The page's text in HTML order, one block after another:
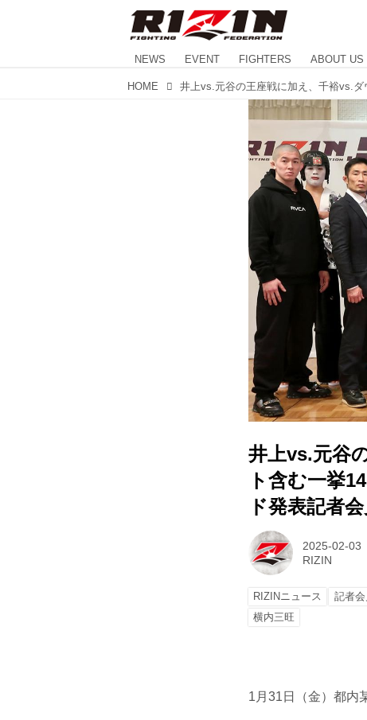
NEWS EVENT FIGHTERS ABOUT US
HOME
井上vs.元谷
ト含む一挙
ド発表記者
2025-02-03
RIZIN
RIZINニュース 記者会
横内三旺
1月31日（金）都内